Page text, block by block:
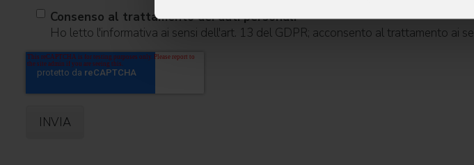
Consenso al trattamento dei dati personali
Ho letto l'informativa ai sensi dell'art. 13 del GDPR; acconsento al trattamento ai